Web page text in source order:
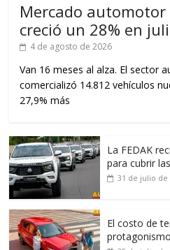
Mercado
creció un 28% en
4 de agosto de 2026
Van 16 meses al alza. El sector
comercializó 14.812 vehículos
27,9% más
La FEDAK
para cubrir
31 de julio de
El costo de